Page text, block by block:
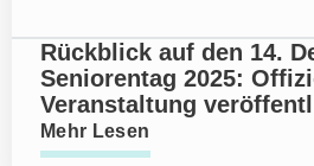
Rückblick auf den 14.
Seniorentag 2025:
Veranstaltung
Mehr Lesen